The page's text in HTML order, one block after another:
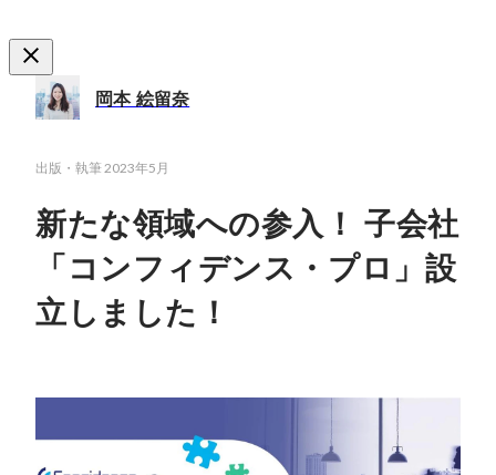
岡本 絵留奈
出版・執筆2023年5月
新たな領域への参入！ 子会社
「コンフィデンス・プロ」設
立しました！